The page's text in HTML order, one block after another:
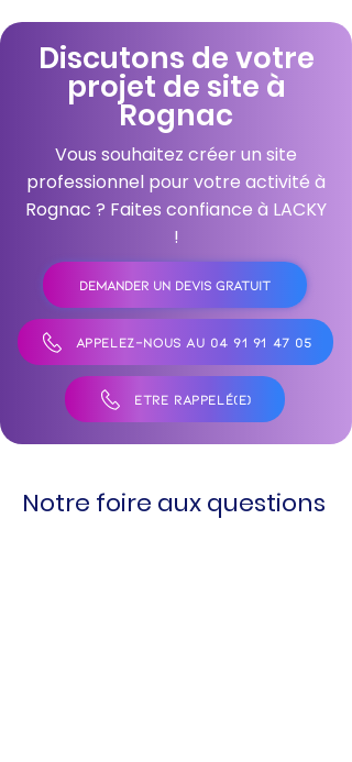
Discutons de votre
projet de site à
Rognac
Vous souhaitez créer un site
professionnel pour votre activité à
Rognac ? Faites confiance à LACKY
!
DEMANDER UN DEVIS GRATUIT
APPELEZ-NOUS AU 04 91 91 47 05
ÊTRE RAPPELÉ(E)
Notre foire aux questions